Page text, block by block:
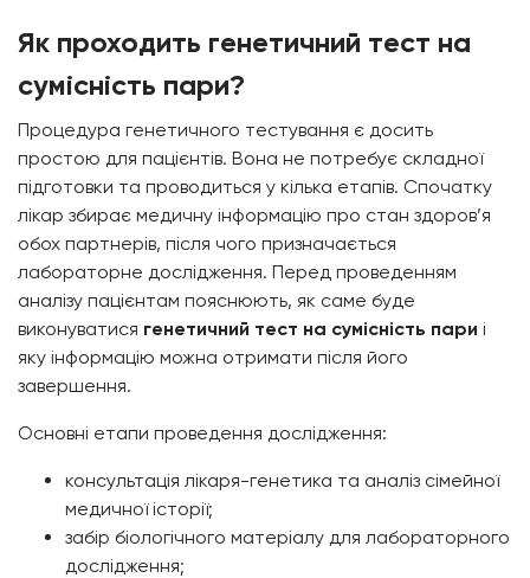
Як проходить генетичний тест на
сумісність пари?
Процедура генетичного тестування є досить
простою для пацієнтів. Вона не потребує складної
підготовки та проводиться у кілька етапів. Спочатку
лікар збирає медичну інформацію про стан здоров’я
обох партнерів, після чого призначається
лабораторне дослідження. Перед проведенням
аналізу пацієнтам пояснюють, як саме буде
виконуватися генетичний тест на сумісність пари і
яку інформацію можна отримати після його
завершення.
Основні етапи проведення дослідження:
консультація лікаря-генетика та аналіз сімейної
медичної історії;
забір біологічного матеріалу для лабораторного
дослідження;